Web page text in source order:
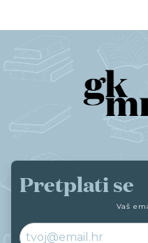
Pretplati se
Vaš